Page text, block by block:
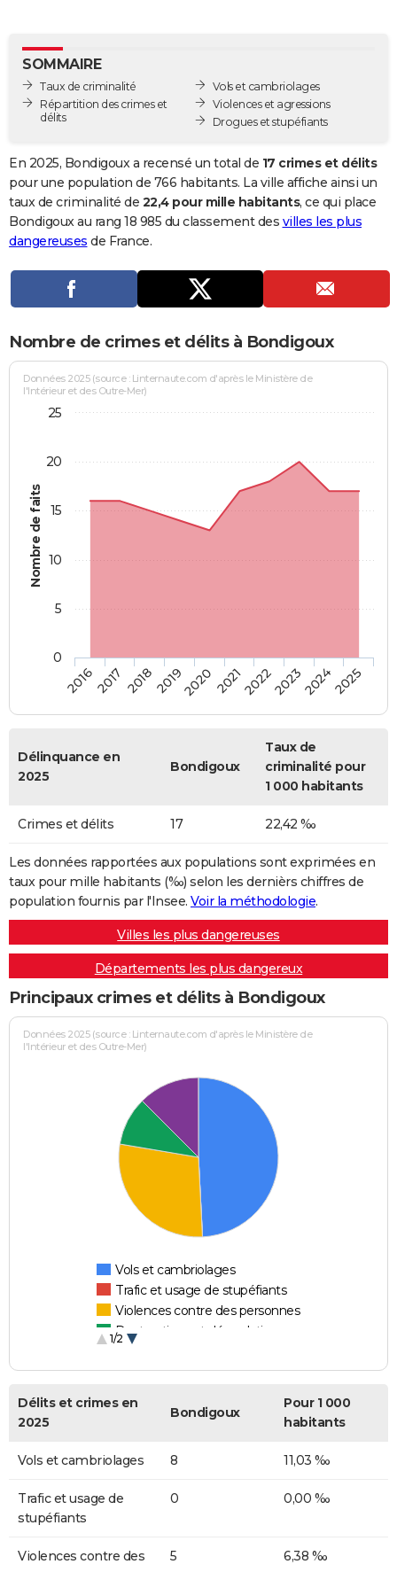
GUIDES D'ACHAT
BONS PLANS
Carte de Noël
Carte Bonne année
Carte Saint-Valentin
Carte Pâques
Carte d'anniversaire
DICTIONNAIRE
Dictionnaire
Biographies
Citations
Expressions
Proverbes
PROGRAMME TV
COPAINS D'AVANT
S'inscrire
Se connecter
Lycées
Collèges
Primaires
Universités
Entreprises
Service militaire
Avis de recherche
AVIS DE DÉCÈS
FORUM
Bricolage
Lifestyle
Culture
Sport
Auto
Television
Voyage
Cinema
SOMMAIRE
Taux de criminalité
Répartition des crimes et
délits
Vols et cambriolages
Violences et agressions
Drogues et stupéfiants
En 2025, Bondigoux a recensé un total de 17 crimes et délits
pour une population de 766 habitants. La ville affiche ainsi un
taux de criminalité de 22,4 pour mille habitants, ce qui place
Bondigoux au rang 18 985 du classement des villes les plus
dangereuses de France.
Nombre de crimes et délits à Bondigoux
Nombre de faits
Données 2025 (source : Linternaute.com d'après le Ministère de
l'Intérieur et des Outre-Mer)
20162017 20182019202020212022202320242025
0
5
10
15
20
25
Délinquance en
2025
Bondigoux
Taux de
criminalité pour
1 000 habitants
Crimes et délits 17 22,42 ‰
Les données rapportées aux populations sont exprimées en
taux pour mille habitants (‰) selon les dernièrs chiffres de
population fournis par l'Insee. Voir la méthodologie.
Villes les plus dangereuses
Départements les plus dangereux
Principaux crimes et délits à Bondigoux
Données 2025 (source : Linternaute.com d'après le Ministère de
l'Intérieur et des Outre-Mer)
Vols et cambriolages
Trafic et usage de stupéfiants
Violences contre des personnes
Destructions et dégradations
1/2
Délits et crimes en
2025
Bondigoux
Pour 1 000
habitants
Vols et cambriolages 8 11,03 ‰
Trafic et usage de
stupéfiants
0 0,00 ‰
Violences contre des
5 6,38 ‰